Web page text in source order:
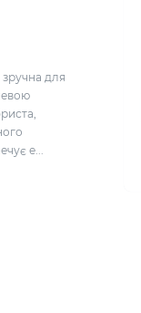
зручна для
е...